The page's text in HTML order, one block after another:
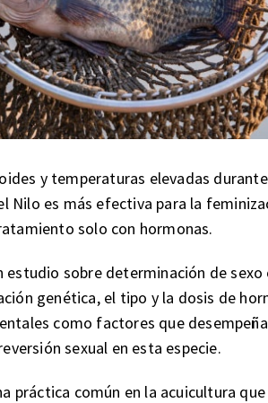
y temperaturas elevadas
Nilo es más efectiva para la
solo con hormonas.
estudio sobre determinación de
genética, el tipo y la dosis de
como factores que
sexual en esta especie.
práctica común en la acuicultura